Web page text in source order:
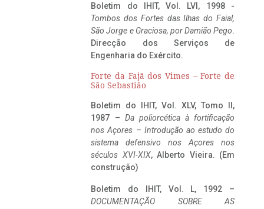
Boletim do IHIT, Vol. LVI, 1998 -
Tombos dos Fortes das Ilhas do Faial,
São Jorge e Graciosa, por Damião Pego.
Direcção dos Serviços de
Engenharia do Exército.
Forte da Fajã dos Vimes – Forte de
São Sebastião
Boletim do IHIT, Vol. XLV, Tomo II,
1987 – Da poliorcética à fortificação
nos Açores – Introdução ao estudo do
sistema defensivo nos Açores nos
séculos XVI-XIX, Alberto Vieira. (Em
construção)
Boletim do IHIT, Vol. L, 1992 –
DOCUMENTAÇÃO SOBRE AS